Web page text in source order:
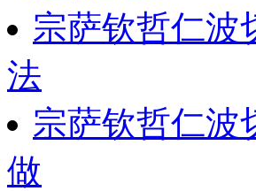
宗萨钦哲仁波
法
宗萨钦哲仁波
做